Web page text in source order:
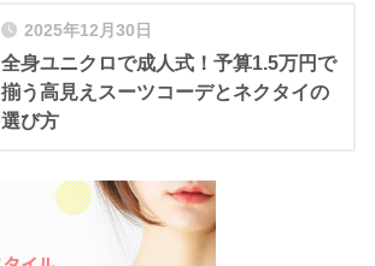
2025年12月30日
全身ユニクロで成人式！予算1.5万円で
揃う高見えスーツコーデとネクタイの
選び方